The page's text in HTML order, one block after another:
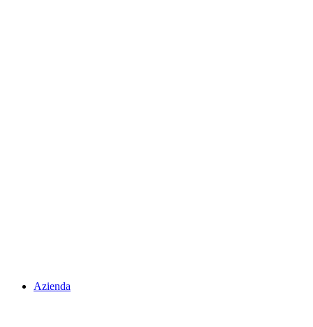
Azienda